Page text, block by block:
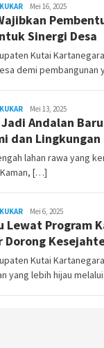
Admin
Pesut
Mei 16, 2025
Sinergi Desa
Kutai
demi pembangunan
Admin
Pesut
Mei 13, 2025
Andalan
dan Lingkungan
lahan rawa yang
[…]
Admin
Pesut
Mei 6, 2025
Lewat Program
Dorong
Kutai
yang lebih hijau